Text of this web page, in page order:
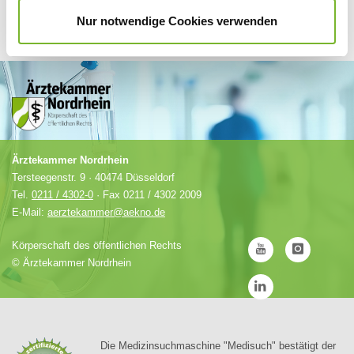
Nur notwendige Cookies verwenden
Ärztekammer Nordrhein
Tersteegenstr. 9 · 40474 Düsseldorf
Tel. 0211 / 4302-0 · Fax 0211 / 4302 2009
E-Mail: aerztekammer@aekno.de
Körperschaft des öffentlichen Rechts
© Ärztekammer Nordrhein
Die Medizinsuchmaschine "Medisuch" bestätigt der